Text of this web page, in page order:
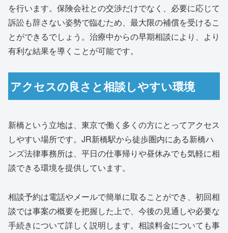
を行います。保険会社との交渉だけでなく、必要に応じて
訴訟も辞さない姿勢で臨むため、最大限の補償を受けるこ
とができるでしょう。治療中からの早期相談により、より
有利な結果を導くことが可能です。
アクセスの良さと相談しやすい環境
新橋という立地は、東京で働く多くの方にとってアクセス
しやすい場所です。JR新橋駅から徒歩圏内にある新橋ハ
ンズ法律事務所は、平日の仕事帰りや昼休みでも気軽に相
談できる環境を提供しています。
相談予約は電話やメールで簡単に取ることができ、初回相
談では事案の概要を把握した上で、今後の見通しや必要な
手続きについて詳しく説明します。相談料金についても事